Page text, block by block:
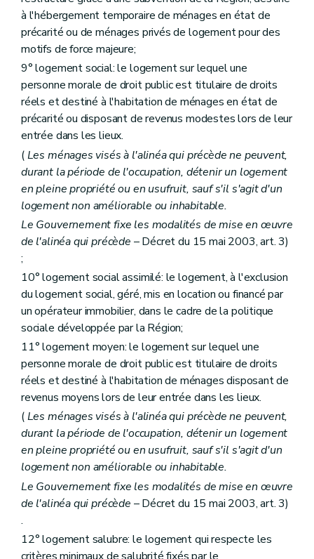
Sous-section première
Des aides à l'équipement
Art. 69
Art. 70
Art. 71
Sous-section 2
Des conditions d'octroi et du calcul des aides
Art. 72
Art. 73
Art. 74
Art. 75
Sous-section 3
Art. 76
Art. 77
Art. 78
Chapitre IV bis
Des aides au partenariat
Art. 78bis
Chapitre V Dispositions spécifiques relatives aux zones d'initiative privilégiée
Art. 79
Chapitre VI De la lutte contre l'inoccupation des logements
Section première De la phase amiable
Art. 81
Art. 82
Section 2 De la procédure judiciaire
Art. 83
Art. 84
Art. 85
Art. 85bis
Section
Titre III Des acteurs de la politique régionale du logement
Chapitre premier De la Société wallonne du logement
Section première
Généralités
Art. 86
Section 2 Des missions
Art. 87
Art. 88
Section 3 Des moyens d'action
Art. 89
Art. 90
Art. 93
Section 4 De l'accès au logement
à l'hébergement temporaire de ménages en état de
précarité ou de ménages privés de logement pour des
motifs de force majeure;
9° logement social: le logement sur lequel une
personne morale de droit public est titulaire de droits
réels et destiné à l'habitation de ménages en état de
précarité ou disposant de revenus modestes lors de leur
entrée dans les lieux.
(Les ménages visés à l'alinéa qui précède ne peuvent,
durant la période de l'occupation, détenir un logement
en pleine propriété ou en usufruit, sauf s'il s'agit d'un
logement non améliorable ou inhabitable.
Le Gouvernement fixe les modalités de mise en œuvre
de l'alinéa qui précède – Décret du 15 mai 2003, art. 3)
;
10° logement social assimilé: le logement, à l'exclusion
du logement social, géré, mis en location ou financé par
un opérateur immobilier, dans le cadre de la politique
sociale développée par la Région;
11° logement moyen: le logement sur lequel une
personne morale de droit public est titulaire de droits
réels et destiné à l'habitation de ménages disposant de
revenus moyens lors de leur entrée dans les lieux.
(Les ménages visés à l'alinéa qui précède ne peuvent,
durant la période de l'occupation, détenir un logement
en pleine propriété ou en usufruit, sauf s'il s'agit d'un
logement non améliorable ou inhabitable.
Le Gouvernement fixe les modalités de mise en œuvre
de l'alinéa qui précède – Décret du 15 mai 2003, art. 3)
.
12° logement salubre: le logement qui respecte les